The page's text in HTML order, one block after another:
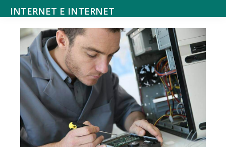
Saltar
menu
principal
Skip
main
content
INTERNET E INTERNET
Mundodanet
aborda
alojamento,
domínios,
SEO,
marketing
digital,
web